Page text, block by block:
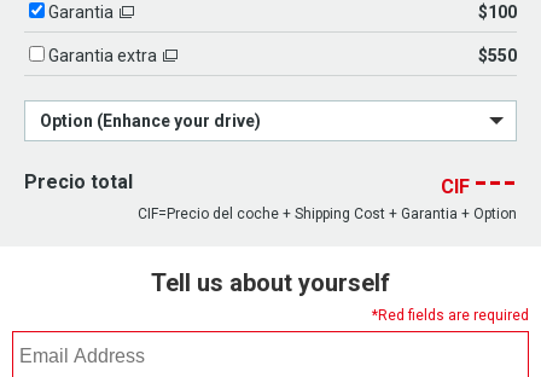
Garantia $100
Garantia extra $550
Option (Enhance your drive)
Precio total CIF ---
CIF=Precio del coche + Shipping Cost + Garantia + Option
Tell us about yourself
*Red fields are required